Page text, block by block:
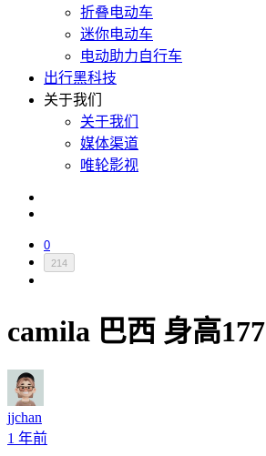
折叠电动车
迷你电动车
电动助力自行车
出行黑科技
关于我们
关于我们
媒体渠道
唯轮影视
0
214
camila 巴西 身高177
jjchan
1 年前